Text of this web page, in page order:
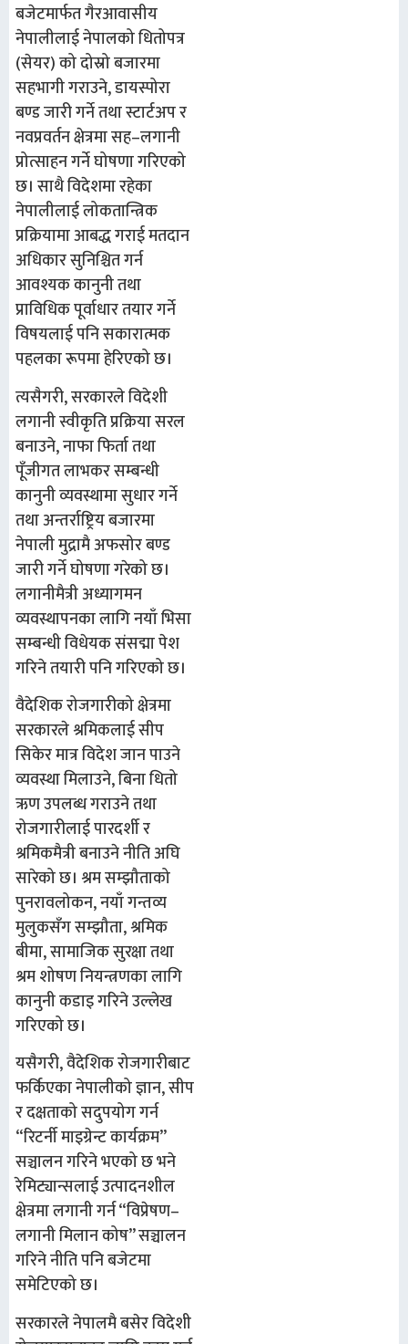
बजेटमार्फत गैरआवासीय
नेपालीलाई नेपालको धितोपत्र
(सेयर) को दोस्रो बजारमा
सहभागी गराउने, डायस्पोरा
बण्ड जारी गर्ने तथा स्टार्टअप र
नवप्रवर्तन क्षेत्रमा सह–लगानी
प्रोत्साहन गर्ने घोषणा गरिएको
छ। साथै विदेशमा रहेका
नेपालीलाई लोकतान्त्रिक
प्रक्रियामा आबद्ध गराई मतदान
अधिकार सुनिश्चित गर्न
आवश्यक कानुनी तथा
प्राविधिक पूर्वाधार तयार गर्ने
विषयलाई पनि सकारात्मक
पहलका रूपमा हेरिएको छ।
त्यसैगरी, सरकारले विदेशी
लगानी स्वीकृति प्रक्रिया सरल
बनाउने, नाफा फिर्ता तथा
पूँजीगत लाभकर सम्बन्धी
कानुनी व्यवस्थामा सुधार गर्ने
तथा अन्तर्राष्ट्रिय बजारमा
नेपाली मुद्रामै अफसोर बण्ड
जारी गर्ने घोषणा गरेको छ।
लगानीमैत्री अध्यागमन
व्यवस्थापनका लागि नयाँ भिसा
सम्बन्धी विधेयक संसद्मा पेश
गरिने तयारी पनि गरिएको छ।
वैदेशिक रोजगारीको क्षेत्रमा
सरकारले श्रमिकलाई सीप
सिकेर मात्र विदेश जान पाउने
व्यवस्था मिलाउने, बिना धितो
ऋण उपलब्ध गराउने तथा
रोजगारीलाई पारदर्शी र
श्रमिकमैत्री बनाउने नीति अघि
सारेको छ। श्रम सम्झौताको
पुनरावलोकन, नयाँ गन्तव्य
मुलुकसँग सम्झौता, श्रमिक
बीमा, सामाजिक सुरक्षा तथा
श्रम शोषण नियन्त्रणका लागि
कानुनी कडाइ गरिने उल्लेख
गरिएको छ।
यसैगरी, वैदेशिक रोजगारीबाट
फर्किएका नेपालीको ज्ञान, सीप
र दक्षताको सदुपयोग गर्न
“रिटर्नी माइग्रेन्ट कार्यक्रम”
सञ्चालन गरिने भएको छ भने
रेमिट्यान्सलाई उत्पादनशील
क्षेत्रमा लगानी गर्न “विप्रेषण–
लगानी मिलान कोष” सञ्चालन
गरिने नीति पनि बजेटमा
समेटिएको छ।
सरकारले नेपालमै बसेर विदेशी